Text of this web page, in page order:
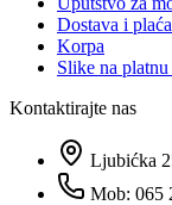
Dostava i
Korpa
Slike na
Kontaktirajte nas
Ljubićka
Mob: 065